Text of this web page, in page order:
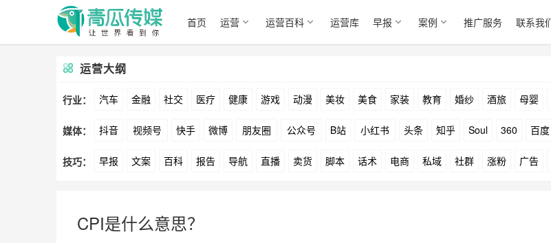
首页 运营 运营百科 运营库 早报 案例 推广服务 联系我
运营大纲
行业： 汽车 金融 社交 医疗 健康 游戏 动漫 美妆 美食 家装 教育 婚纱 酒旅 母婴
文娱 跨境 科技 广告 元宇宙 房地产
媒体： 抖音 视频号 快手 微博 朋友圈 公众号 B站 小红书 头条 知乎 Soul 360 百度
爱奇艺 美柚 美图 最右 神马 谷歌 Facebook Tiktok YouTube Yahoo Bing
技巧： 早报 文案 百科 报告 导航 直播 卖货 脚本 话术 电商 私域 社群 涨粉 广告
CPI是什么意思？